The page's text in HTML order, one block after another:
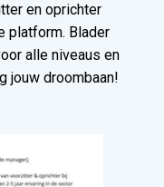
en oprichter
platform. Blader
alle niveaus en
jouw droombaan!